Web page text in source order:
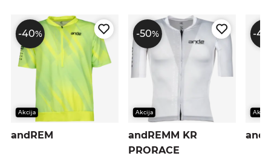
-40%
Akcija
andREM
-50%
Akcija
andREMM KR
PRORACE
-40
Akcija